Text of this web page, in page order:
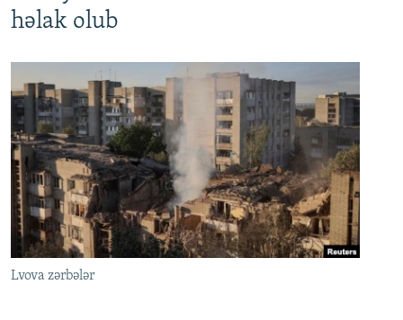
həlak olub
Lvova zərbələr